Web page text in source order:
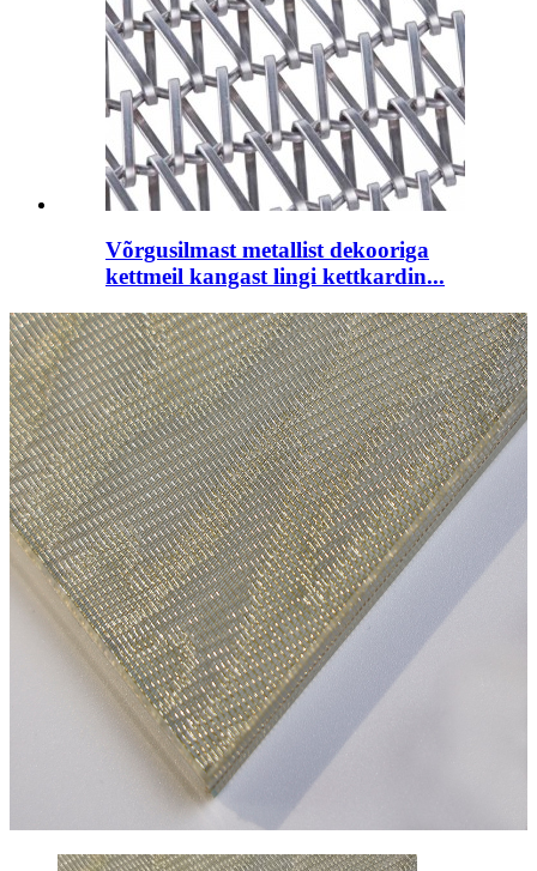
Võrgusilmast metallist dekooriga
kettmeil kangast lingi kettkardin...